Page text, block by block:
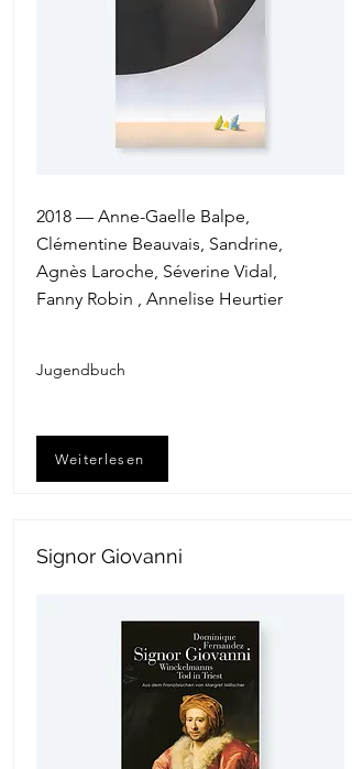
2018 — Anne-Gaelle Balpe,
Clémentine Beauvais, Sandrine,
Agnès Laroche, Séverine Vidal,
Fanny Robin , Annelise Heurtier
Jugendbuch
Weiterlesen
Signor Giovanni